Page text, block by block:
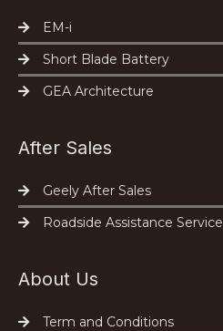
EM-i
Short Blade Battery
GEA Architecture
After Sales
Geely After Sales
Roadside Assistance Service
About Us
Term and Conditions